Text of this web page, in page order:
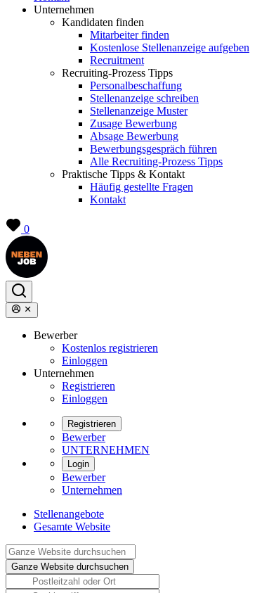
Unternehmen
Kandidaten finden
Mitarbeiter finden
Kostenlose Stellenanzeige aufgeben
Recruitment
Recruiting-Prozess Tipps
Personalbeschaffung
Stellenanzeige schreiben
Stellenanzeige Muster
Zusage Bewerbung
Absage Bewerbung
Bewerbungsgespräch führen
Alle Recruiting-Prozess Tipps
Praktische Tipps & Kontakt
Häufig gestellte Fragen
Kontakt
0
Bewerber
Kostenlos registrieren
Einloggen
Unternehmen
Registrieren
Einloggen
Registrieren
Bewerber
UNTERNEHMEN
Login
Bewerber
Unternehmen
Stellenangebote
Gesamte Website